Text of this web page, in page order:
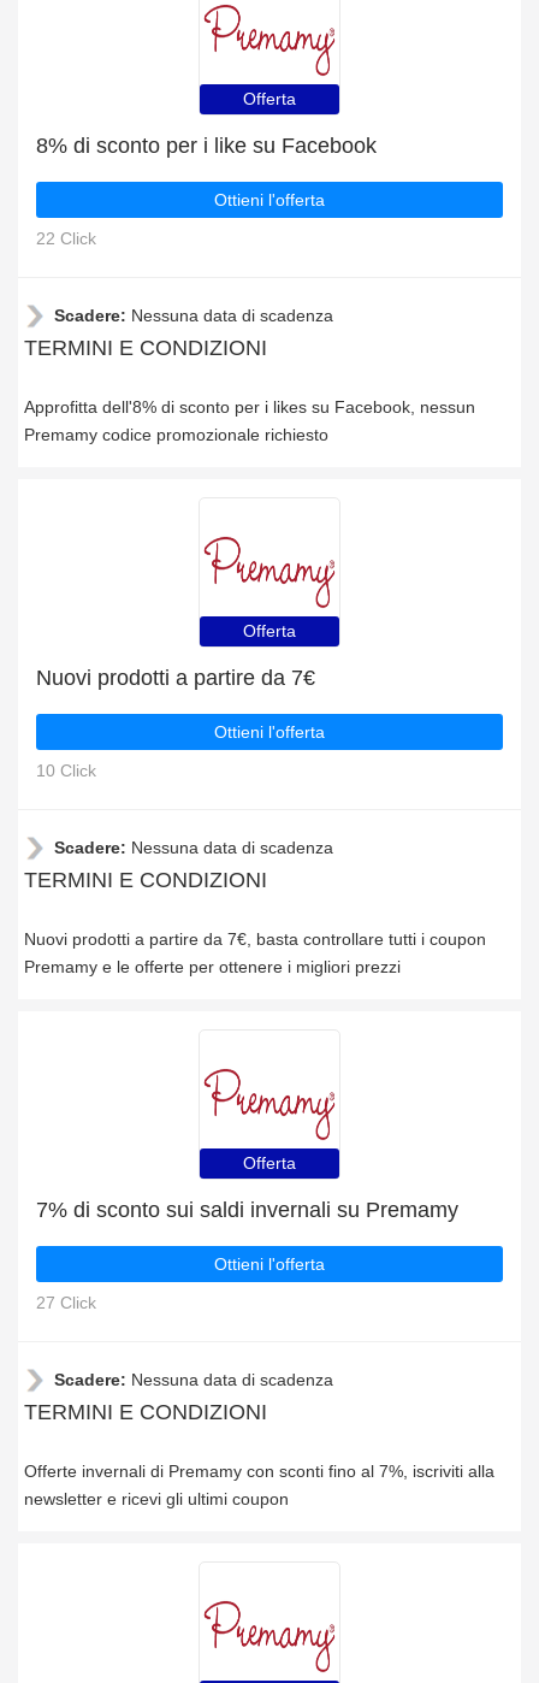
Offerta
8% di sconto per i like su Facebook
Ottieni l'offerta
22 Click
Scadere: Nessuna data di scadenza
TERMINI E CONDIZIONI
Approfitta dell'8% di sconto per i likes su Facebook, nessun
Premamy codice promozionale richiesto
Offerta
Nuovi prodotti a partire da 7€
Ottieni l'offerta
10 Click
Scadere: Nessuna data di scadenza
TERMINI E CONDIZIONI
Nuovi prodotti a partire da 7€, basta controllare tutti i coupon
Premamy e le offerte per ottenere i migliori prezzi
Offerta
7% di sconto sui saldi invernali su Premamy
Ottieni l'offerta
27 Click
Scadere: Nessuna data di scadenza
TERMINI E CONDIZIONI
Offerte invernali di Premamy con sconti fino al 7%, iscriviti alla
newsletter e ricevi gli ultimi coupon